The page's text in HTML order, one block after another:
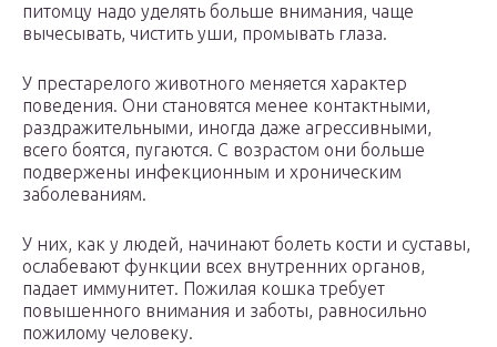
питомцу надо уделять больше внимания, чаще
вычесывать, чистить уши, промывать глаза.
У престарелого животного меняется характер
поведения. Они становятся менее контактными,
раздражительными, иногда даже агрессивными,
всего боятся, пугаются. С возрастом они больше
подвержены инфекционным и хроническим
заболеваниям.
У них, как у людей, начинают болеть кости и суставы,
ослабевают функции всех внутренних органов,
падает иммунитет. Пожилая кошка требует
повышенного внимания и заботы, равносильно
пожилому человеку.